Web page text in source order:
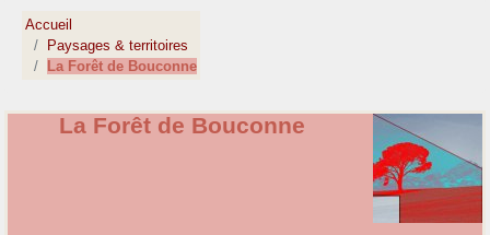
Accueil
Paysages & territoires
La Forêt de Bouconne
La Forêt de Bouconne